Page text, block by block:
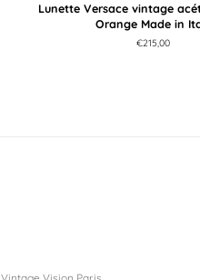
Lunette Versace vintage
Orange Made in
Prix
€215,00